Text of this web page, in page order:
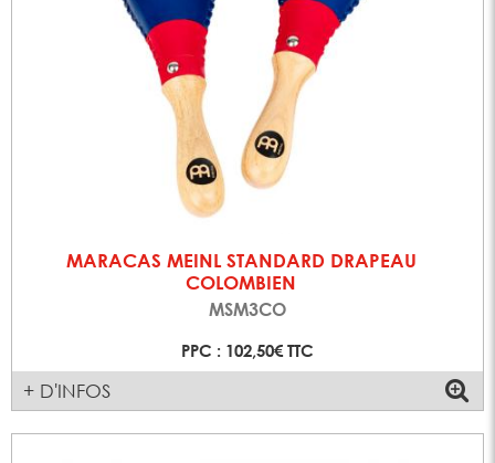
MARACAS MEINL STANDARD DRAPEAU
COLOMBIEN
MSM3CO
PPC : 102,50€ TTC
+ D'INFOS